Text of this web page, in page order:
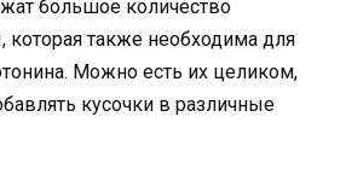
большое количество
также необходима для
Можно есть их целиком,
кусочки в различные